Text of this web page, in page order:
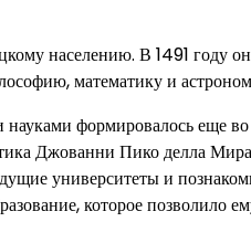
населению. В 1491 году
математику и
формировалось еще
Джованни Пико делла
университеты и
которое позволило